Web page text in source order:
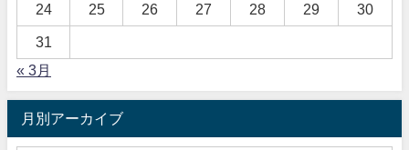
24 25 26 27 28 29 30
31
« 3月
月別アーカイブ